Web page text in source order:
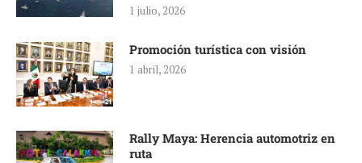
1 julio, 2026
Promoción turística con visión
1 abril, 2026
Rally Maya: Herencia automotriz en
ruta